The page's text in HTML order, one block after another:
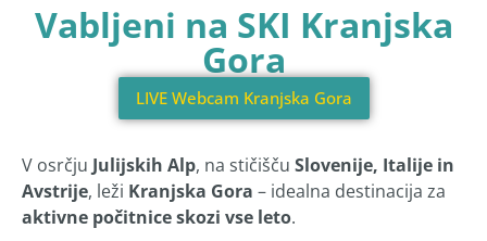
Vabljeni na SKI Kranjska
Gora
LIVE Webcam Kranjska Gora
V osrčju Julijskih Alp, na stičišču Slovenije, Italije in
Avstrije, leži Kranjska Gora – idealna destinacija za
aktivne počitnice skozi vse leto.